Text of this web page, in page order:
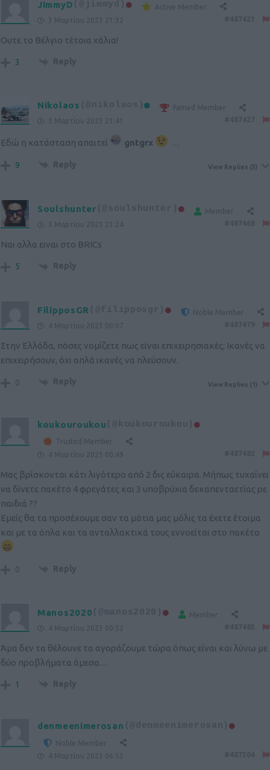
JimmyD
Active Member
3 Μαρτίου 2023 21:32
Ουτε το Βέλγιο τέτοια χάλια!
3 Reply
Nikolaos (@nikolaos)
Famed Member
3 Μαρτίου 2023 21:41
Εδώ η κατάσταση απαιτεί gntgrx …
9 Reply View Replies (5)
Soulshunter
Member
3 Μαρτίου 2023 23:24
Ναι αλλα ειναι στο BRICs
5 Reply
FilipposGR (@filipposgr)
Noble Member
4 Μαρτίου 2023 00:07
Στην Ελλάδα, πόσες νομίζετε πως είναι επιχειρησιακές; Ικανές να
επιχειρήσουν, όχι απλά ικανές να πλεύσουν.
0 Reply View Replies (1)
koukouroukou
Trusted Member
4 Μαρτίου 2023 00:49
Μας βρίσκονται κάτι λιγότερο από 2 δις εύκαιρα. Μήπως τυχαίνει
να δίνετε πακέτο 4 φρεγάτες και 3 υποβρύχια δεκαπενταετίας ρε
παιδιά ??
Εμείς θα τα προσέχουμε σαν τα μάτια μας μόλις τα έχετε έτοιμα
και με τα όπλα και τα ανταλλακτικά τους εννοείται στο πακέτο
0 Reply
Manos2020
Member
4 Μαρτίου 2023 00:52
Άμα δεν τα θέλουνε τα αγοράζουμε τώρα όπως είναι και λύνω με
δύο προβλήματα άμεσα…
1 Reply
denmeenimerosan (@denmeenimerosan)
Noble Member
4 Μαρτίου 2023 06:53